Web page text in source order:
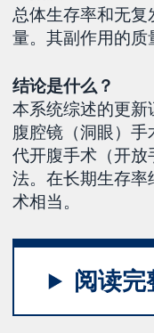
总体生存率和无
量。其副作用的质
结论是什么？
本系统综述的更
腹腔镜（洞眼）
代开腹手术（开
法。在长期生存
术相当。
阅读完